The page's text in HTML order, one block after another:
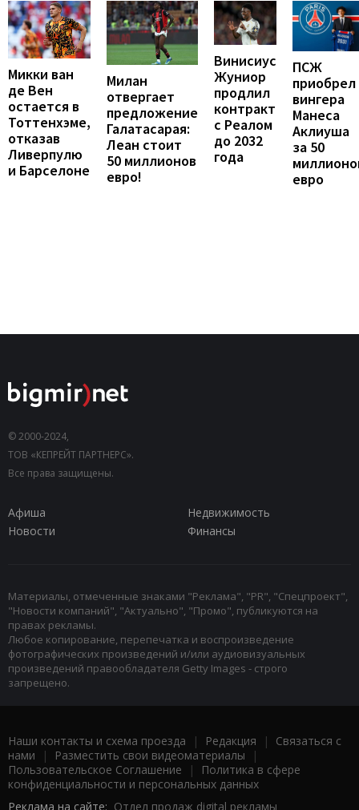
Микки ван
де Вен
остается в
Тоттенхэме,
отказав
Ливерпулю
и Барселоне
Милан
отвергает
предложение
Галатасарая:
Леан стоит
50 миллионов
евро!
Винисиус
Жуниор
продлил
контракт
с Реалом
до 2032
года
ПСЖ
приобрел
вингера
Манеса
Аклиуша
за 50
евро
© 2000-2024,
ТОВ «КЕПРЕЙТ ПАРТНЕРС».
Все права защищены.
Афиша
Недвижимость
Новости
Финансы
Материалы, отмеченные знаками "Реклама", "PR", "Спецпроект",
"Новости компаний", "Актуально", "Промо", публикуются на
правах рекламы.
Любое копирование, перепечатка и воспроизведение
фотографических произведений и/или аудиовизуальных
произведений правообладателя Getty Images - строго
запрещено.
Наши контакты и схема проезда | Редакция | Связаться с
нами | Разместить свои видеоматериалы |
Пользовательское Соглашение |
Политика в сфере
конфиденциальности и персональных данных
Реклама на сайте: Отдел продаж digital рекламы